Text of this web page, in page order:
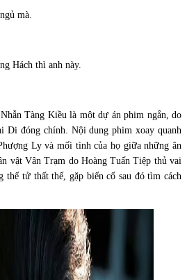
mà.
Hách thì anh này.
Tàng Kiều là một dự án phim ngắn, do
Di đóng chính. Nội dung phim xoay quanh
Ly và mối tình của họ giữa những ân
vật Vân Trạm do Hoàng Tuấn Tiệp thủ vai
tử thất thế, gặp biến cố sau đó tìm cách